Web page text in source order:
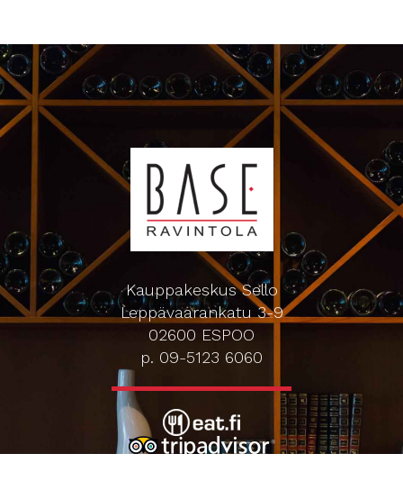
Kauppakeskus Sello
Leppävaarankatu 3-9
02600 ESPOO
p. 09-5123 6060